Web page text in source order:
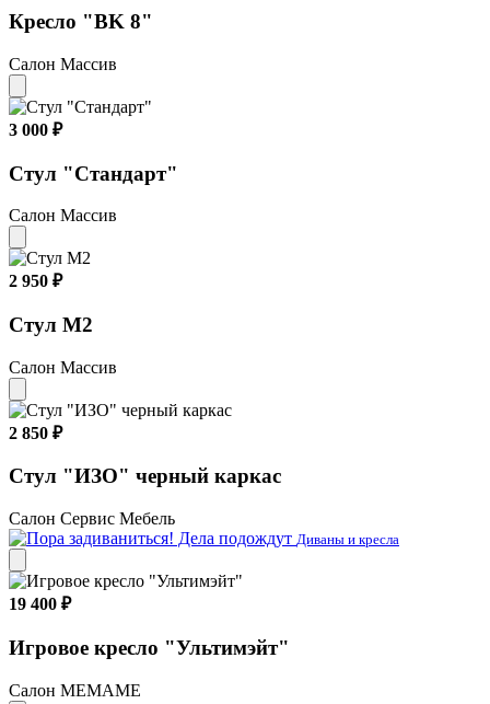
Кресло "BK 8"
Салон Массив
3 000 ₽
Стул "Стандарт"
Салон Массив
2 950 ₽
Стул М2
Салон Массив
2 850 ₽
Стул "ИЗО" черный каркас
Салон Сервис Мебель
Диваны и кресла
19 400 ₽
Игровое кресло "Ультимэйт"
Салон МЕМАМЕ